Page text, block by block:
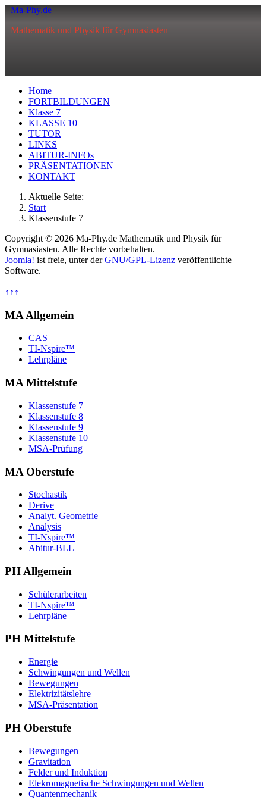
Ma-Phy.de
Mathematik und Physik für Gymnasiasten
Home
FORTBILDUNGEN
Klasse 7
KLASSE 10
TUTOR
LINKS
ABITUR-INFOs
PRÄSENTATIONEN
KONTAKT
Aktuelle Seite:
Start
Klassenstufe 7
Copyright © 2026 Ma-Phy.de Mathematik und Physik für
Gymnasiasten. Alle Rechte vorbehalten.
Joomla! ist freie, unter derGNU/GPL-Lizenz veröffentlichte
Software.
↑↑↑
MA Allgemein
CAS
TI-Nspire™
Lehrpläne
MA Mittelstufe
Klassenstufe 7
Klassenstufe 8
Klassenstufe 9
Klassenstufe 10
MSA-Prüfung
MA Oberstufe
Stochastik
Derive
Analyt. Geometrie
Analysis
TI-Nspire™
Abitur-BLL
PH Allgemein
Schülerarbeiten
TI-Nspire™
Lehrpläne
PH Mittelstufe
Energie
Schwingungen und Wellen
Bewegungen
Elektrizitätslehre
MSA-Präsentation
PH Oberstufe
Bewegungen
Gravitation
Felder und Induktion
Elekromagnetische Schwingungen und Wellen
Quantenmechanik